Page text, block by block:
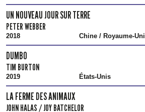
UN NOUVEAU JOUR SUR TERRE
PETER WEBBER
2018 Chine / Royaume-Uni
DUMBO
TIM BURTON
2019 États-Unis
LA FERME DES ANIMAUX
JOHN HALAS / JOY BATCHELOR